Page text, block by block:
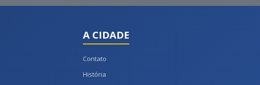
A CIDADE
Contato
História